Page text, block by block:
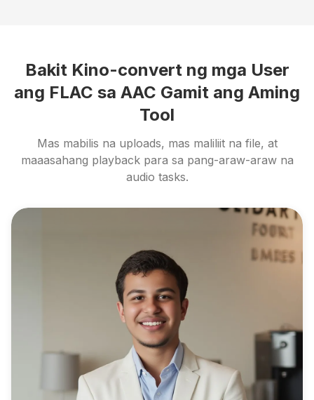
Bakit Kino-convert ng mga User
ang FLAC sa AAC Gamit ang Aming
Tool
Mas mabilis na uploads, mas maliliit na file, at
maaasahang playback para sa pang-araw-araw na
audio tasks.